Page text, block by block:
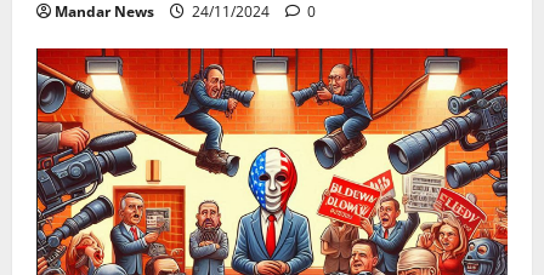
Mandar News 24/11/2024 0